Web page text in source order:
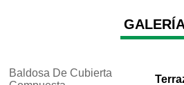
Baldosa De Cubierta